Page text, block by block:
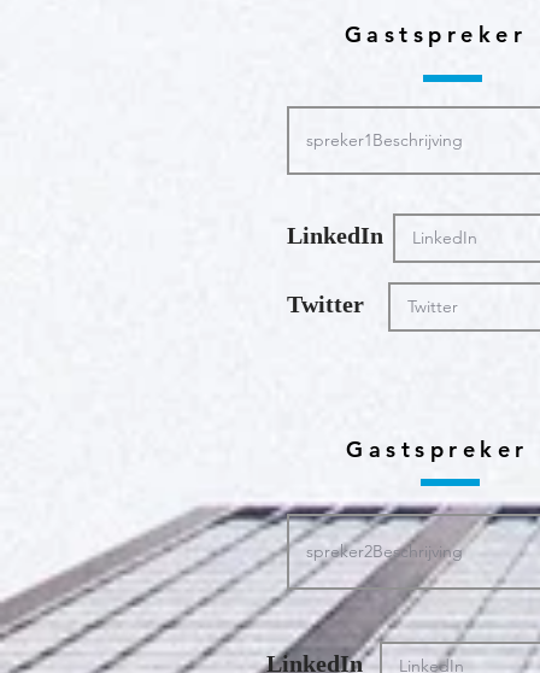
LinkedIn
Twitter
Gastspreker
LinkedIn
Gastspreker